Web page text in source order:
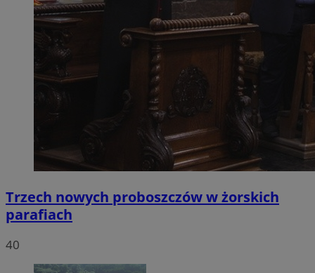
Trzech nowych proboszczów w żorskich
parafiach
40